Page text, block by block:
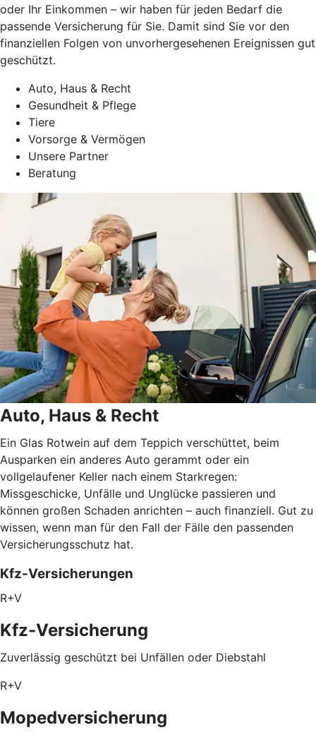
oder Ihr Einkommen – wir haben für jeden Bedarf die
passende Versicherung für Sie. Damit sind Sie vor den
finanziellen Folgen von unvorhergesehenen Ereignissen gut
geschützt.
Auto, Haus & Recht
Gesundheit & Pflege
Tiere
Vorsorge & Vermögen
Unsere Partner
Beratung
Auto, Haus & Recht
Ein Glas Rotwein auf dem Teppich verschüttet, beim
Ausparken ein anderes Auto gerammt oder ein
vollgelaufener Keller nach einem Starkregen:
Missgeschicke, Unfälle und Unglücke passieren und
können großen Schaden anrichten – auch finanziell. Gut zu
wissen, wenn man für den Fall der Fälle den passenden
Versicherungsschutz hat.
Kfz-Versicherungen
R+V
Kfz-Versicherung
Zuverlässig geschützt bei Unfällen oder Diebstahl
R+V
Mopedversicherung